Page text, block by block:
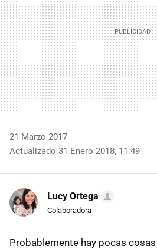
21 Marzo 2017
Actualizado 31 Enero 2018, 11:49
Lucy Ortega
Colaboradora
Probablemente hay pocas